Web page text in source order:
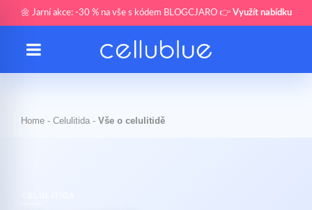
🌼 Jarní akce: -30 % na vše s kódem BLOGCJARO 👉 Využít nabídku
Home - Celulitida - Vše o celulitidě